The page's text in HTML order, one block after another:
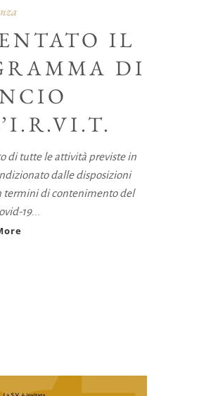
IL
DI
di tutte le attività previste in
dalle disposizioni
termini di contenimento del
19